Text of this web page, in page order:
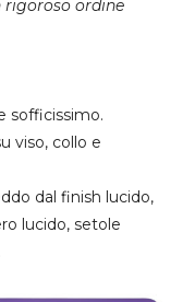
rigoroso ordine
sofficissimo.
viso, collo e
dal finish lucido,
lucido, setole